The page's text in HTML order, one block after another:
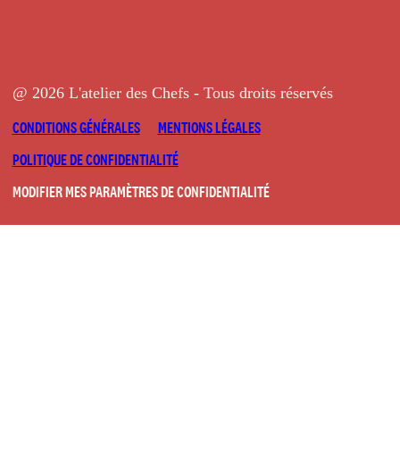
@ 2026 L'atelier des Chefs - Tous droits réservés
CONDITIONS GÉNÉRALES
MENTIONS LÉGALES
POLITIQUE DE CONFIDENTIALITÉ
MODIFIER MES PARAMÈTRES DE CONFIDENTIALITÉ